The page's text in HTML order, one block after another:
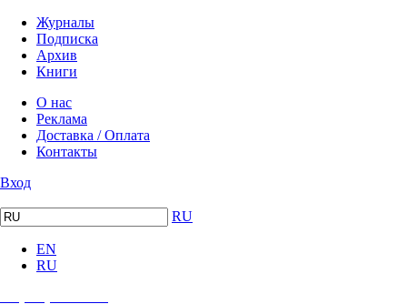
Журналы
Подписка
Архив
Книги
О нас
Реклама
Доставка / Оплата
Контакты
Вход
RU
EN
RU